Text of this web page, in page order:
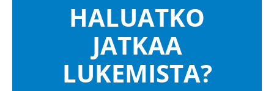
HALUATKO
JATKAA
LUKEMISTA?